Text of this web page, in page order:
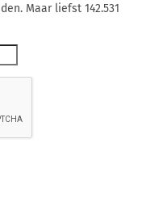
Maar liefst 142.531